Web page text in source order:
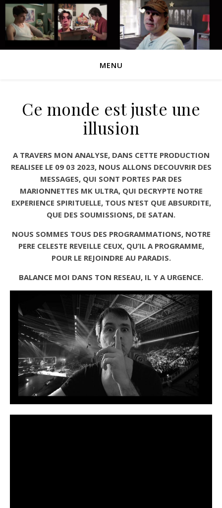
MENU
Ce monde est juste une
illusion
A TRAVERS MON ANALYSE, DANS CETTE PRODUCTION
REALISEE LE 09 03 2023, NOUS ALLONS DECOUVRIR DES
MESSAGES, QUI SONT PORTES PAR DES
MARIONNETTES MK ULTRA, QUI DECRYPTE NOTRE
EXPERIENCE SPIRITUELLE, TOUS N’EST QUE ABSURDITE,
QUE DES SOUMISSIONS, DE SATAN.
NOUS SOMMES TOUS DES PROGRAMMATIONS, NOTRE
PERE CELESTE REVEILLE CEUX, QU’IL A PROGRAMME,
POUR LE REJOINDRE AU PARADIS.
BALANCE MOI DANS TON RESEAU, IL Y A URGENCE.